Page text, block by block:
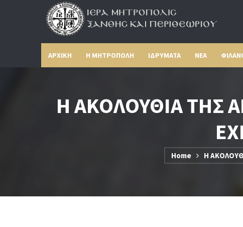
ΑΡΧΙΚΗ Η ΜΗΤΡΟΠΟΛΗ ΙΔΡΥΜΑΤΑ ΝΕΑ
Η ΑΚΟΛΟΥΘΙΑ ΤΗΣ
Home Η